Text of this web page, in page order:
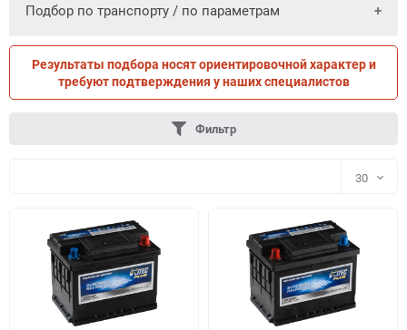
Подбор по транспорту / по параметрам
ПО ТРАНСПОРТУ ПО ПАРАМЕТРАМ
Результаты подбора носят ориентировочной характер и
требуют подтверждения у наших специалистов
Фильтр
30
30
60
90